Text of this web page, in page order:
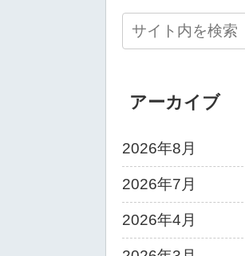
アーカイブ
2026年8月
2026年7月
2026年4月